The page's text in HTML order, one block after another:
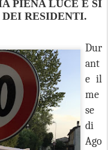
PIENA LUCE E SI
RESIDENTI.
Dur
ant
e il
me
se
di
Ago